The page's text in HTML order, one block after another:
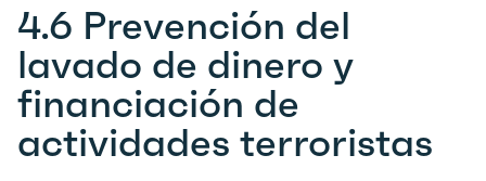
4.6 Prevención del
lavado de dinero y
financiación de
actividades terroristas